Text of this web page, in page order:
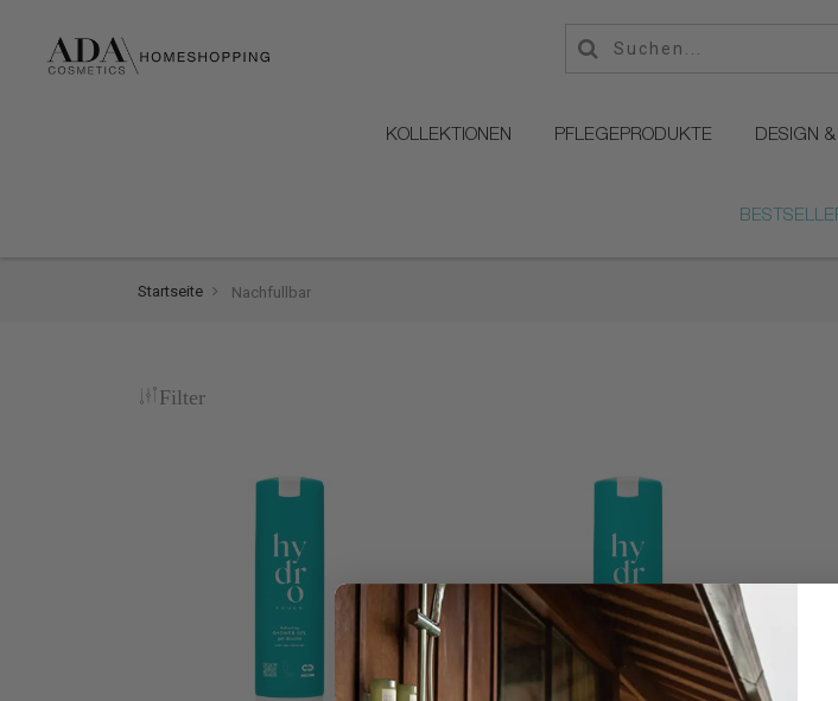
KOLLEKTIONEN PFLEGEPRODUKTE DESIGN &
Startseite Nachfullbar
Filter